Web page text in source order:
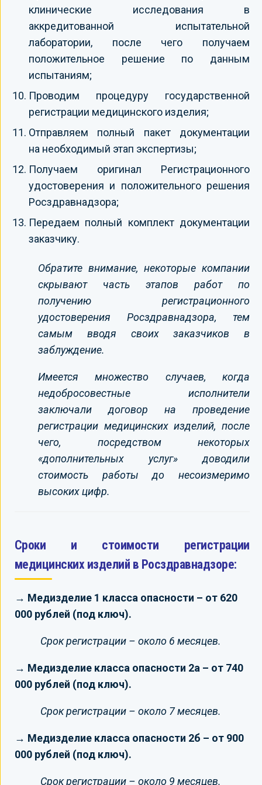
клинические исследования в
аккредитованной испытательной
лаборатории, после чего получаем
положительное решение по данным
испытаниям;
Проводим процедуру государственной
регистрации медицинского изделия;
Отправляем полный пакет документации
на необходимый этап экспертизы;
Получаем оригинал Регистрационного
удостоверения и положительного решения
Росздравнадзора;
Передаем полный комплект документации
заказчику.
Обратите внимание, некоторые компании
скрывают часть этапов работ по
получению регистрационного
удостоверения Росздравнадзора, тем
самым вводя своих заказчиков в
заблуждение.
Имеется множество случаев, когда
недобросовестные исполнители
заключали договор на проведение
регистрации медицинских изделий, после
чего, посредством некоторых
«дополнительных услуг» доводили
стоимость работы до несоизмеримо
высоких цифр.
Сроки и стоимости регистрации
медицинских изделий в Росздравнадзоре:
→ Медизделие 1 класса опасности – от 620
000 рублей (под ключ).
Срок регистрации – около 6 месяцев.
→ Медизделие класса опасности 2а – от 740
000 рублей (под ключ).
Срок регистрации – около 7 месяцев.
→ Медизделие класса опасности 2б – от 900
000 рублей (под ключ).
Срок регистрации – около 9 месяцев.